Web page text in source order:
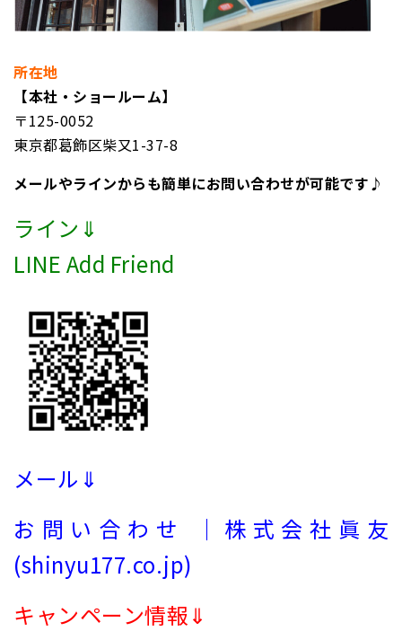
所在地
【本社・ショールーム】
〒125-0052
東京都葛飾区柴又1-37-8
メールやラインからも簡単にお問い合わせが可能です♪
ライン⇓
LINE Add Friend
メール⇓
お問い合わせ ｜株式会社眞友
(shinyu177.co.jp)
キャンペーン情報⇓